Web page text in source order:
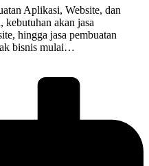
Aplikasi, Website, dan
kebutuhan akan jasa
hingga jasa pembuatan
bisnis mulai…